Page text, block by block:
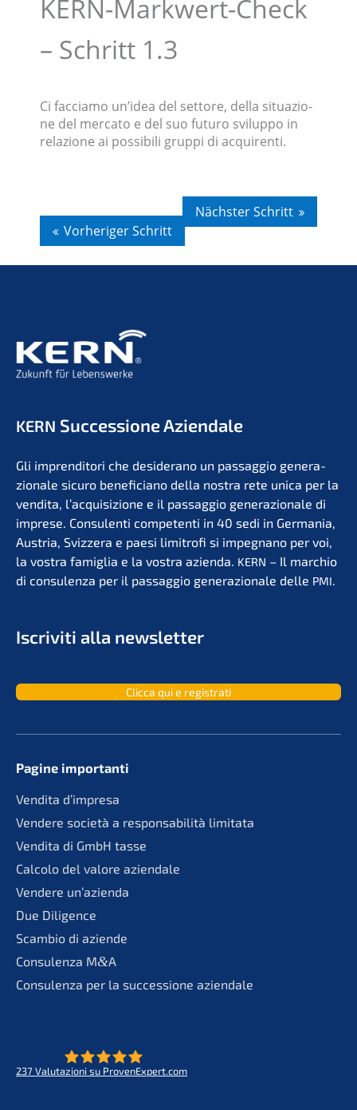
KERN-Markwert-Check
– Schritt 1.3
Ci faccia­mo un’idea del setto­re, della situa­zio­
ne del merca­to e del suo futuro svilup­po in
relazio­ne ai possi­bi­li gruppi di acquirenti.
Nächs­ter Schritt
Vorhe­ri­ger Schritt
KERN Succes­sio­ne Aziendale
Gli impren­di­to­ri che deside­r­ano un passag­gio genera­
zio­na­le sicuro benefi­ci­a­no della nostra rete unica per la
vendita, l’acqui­si­zio­ne e il passag­gio genera­zio­na­le di
impre­se. Consu­len­ti compe­ten­ti in 40 sedi in Germa­nia,
Austria, Svizzera e paesi limit­ro­fi si impegna­no per voi,
la vostra famiglia e la vostra azien­da. KERN – Il marchio
di consu­len­za per il passag­gio genera­zio­na­le delle PMI.
Iscri­vi­ti alla newsletter
Clicca qui e registrati
Pagine importan­ti
Vendita d’impre­sa
Vende­re socie­tà a responsa­bi­li­tà limitata
Vendita di GmbH tasse
Calco­lo del valore aziendale
Vende­re un’azienda
Due Diligence
Scambio di aziende
Consu­len­za M&A
Consu­len­za per la succes­sio­ne aziendale
237 Valuta­zio­ni su ProvenExpert.com